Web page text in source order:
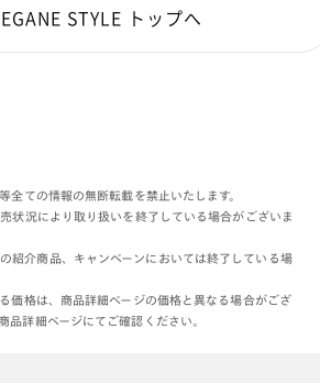
STYLE トップへ
全ての情報の無断転載を禁止いたします。
状況により取り扱いを終了している場合がございま
紹介商品、キャンペーンにおいては終了している場
価格は、商品詳細ページの価格と異なる場合がござ
品詳細ページにてご確認ください。